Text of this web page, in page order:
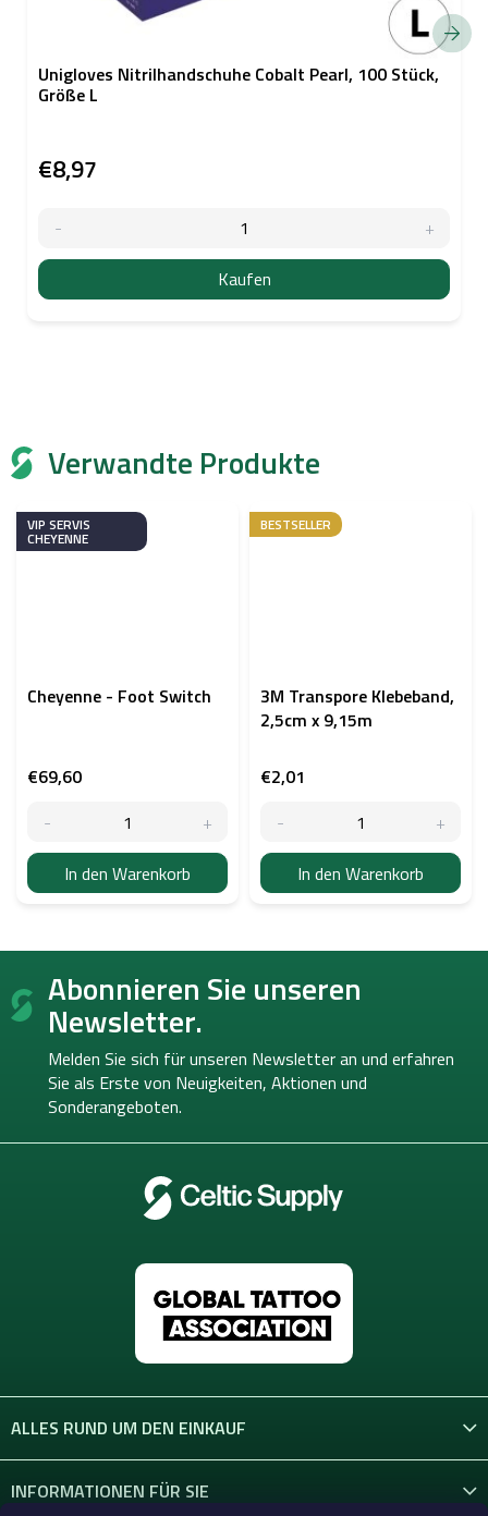
Verwandte Produkte
VIP SERVIS
CHEYENNE
Cheyenne - Foot Switch
€69,60
In den Warenkorb
BESTSELLER
3M Transpore Klebeband,
2,5cm x 9,15m
€2,01
In den Warenkorb
Unigloves Nitrilhandschuhe Cobalt Pearl, 100 Stück,
Größe L
€8,97
Kaufen
F
ß Abonnieren Sie unseren
Newsletter.
Melden Sie sich für unseren Newsletter an und erfahren
Sie als Erste von Neuigkeiten, Aktionen und
Sonderangeboten.
ALLES RUND UM DEN EINKAUF
INFORMATIONEN FÜR SIE